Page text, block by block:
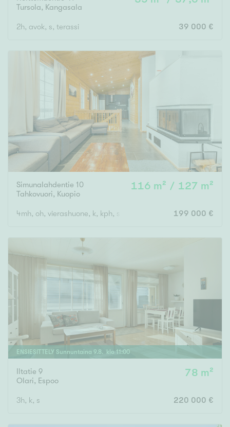
Tursola, Kangasala
2h, avok, s, terassi 39 000 €
Simunalahdentie 10
Tahkovuori, Kuopio
116 m² / 127 m²
4mh, oh, vierashuone, k, kph, s, 2 x erillinen wc, terassi/
199 000 €
ENSIESITTELY Sunnuntaina 9.8. klo 11 :00
Iltatie 9
Olari, Espoo
78 m²
3h, k, s 220 000 €